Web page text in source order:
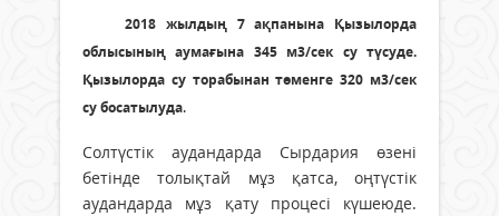
2018 жылдың 7 ақпанына Қызылорда
облысының аумағына 345 м3/сек су түсуде.
Қызылорда су торабынан төменге 320 м3/сек
су босатылуда.
Солтүстік аудандарда Сырдария өзені
бетінде толықтай мұз қатса, оңтүстік
аудандарда мұз қату процесі күшеюде.